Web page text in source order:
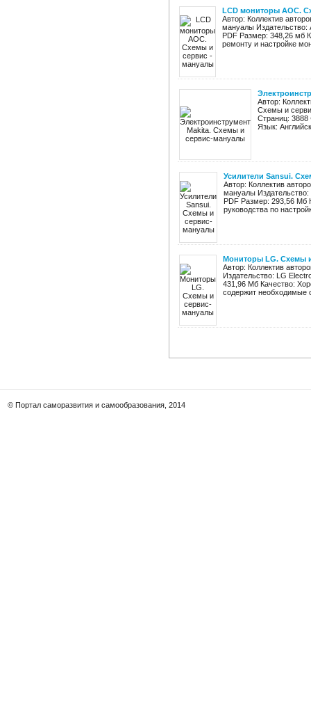
LCD мониторы AOC.
Автор: Коллектив
мануалы Издательство:
PDF Размер: 348,26 мб
ремонту и настройке
Автор:
Схемы и
Страниц:
Язык:
Усилители Sansui.
Автор: Коллектив
мануалы
PDF Размер: 293,56 Мб
руководства по
Мониторы LG. Схемы
Автор: Коллектив
Издательство: LG
431,96 Мб Качество:
содержит необходимые
© Портал саморазвития и самообразования, 2014